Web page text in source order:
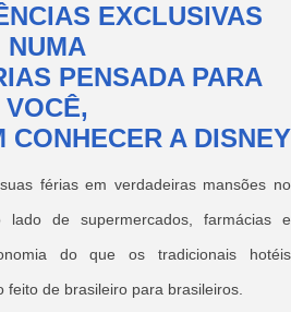
EXCLUSIVAS
NUMA
PENSADA PARA
VOCÊ,
CONHECER A DISNEY
férias em verdadeiras mansões no
lado de supermercados, farmácias e
do que os tradicionais hotéis
de brasileiro para brasileiros.